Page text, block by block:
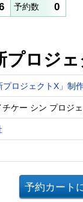
予約数 0
プロジ
プロジェクトX」制
チケー シン プロジ